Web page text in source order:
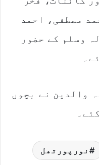
مصطفی، احمد
وسلم کے حضور
والدین نے بچوں
نورپورتھل